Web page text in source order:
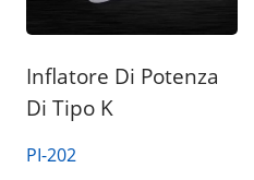
Inflatore Di Potenza
Di Tipo K
PI-202